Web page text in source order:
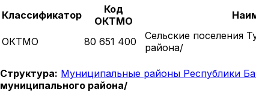
Классификатор
Код
ОКТМО
ОКТМО
80 651 400
Сельские поселения
района/
Структура: Муниципальные районы Республики
муниципального района/